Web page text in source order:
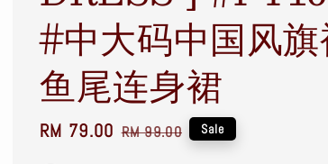
#中大码中国风
鱼尾连身裙
Sale
RM 79.00 Regular
RM 99.00 Sale